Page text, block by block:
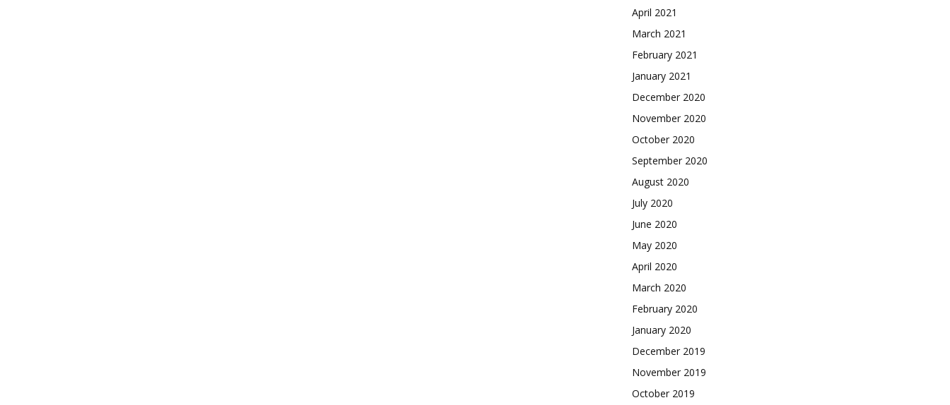
April 2021
March 2021
February 2021
January 2021
December 2020
November 2020
October 2020
September 2020
August 2020
July 2020
June 2020
May 2020
April 2020
March 2020
February 2020
January 2020
December 2019
November 2019
October 2019